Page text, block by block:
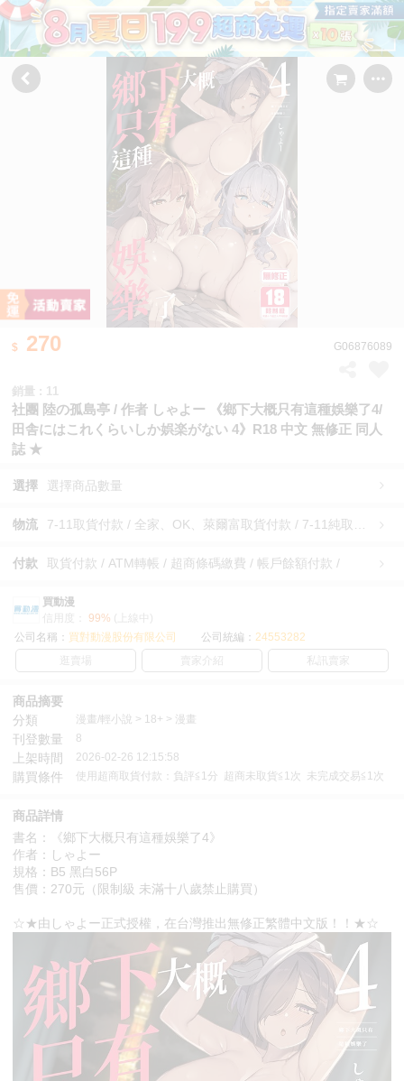
270 G06876089
銷量 : 11
社團 陸の孤島亭 / 作者 しゃよー 《鄉下大概只有這種娛樂了4/
田舎にはこれくらいしか娯楽がない 4》R18 中文 無修正 同人
誌 ★
選擇 選擇商品數量
物流
付款 取貨付款 / ATM轉帳 / 超商條碼繳費 / 帳戶餘額付款 /
買動漫
信用度：
99% (上線中)
公司名稱： 買對動漫股份有限公司 公司統編： 24553282
逛賣場
賣家介紹 私訊賣家
商品摘要
分類
漫畫/輕小說 > 18+ > 漫畫
刊登數量 8
上架時間 2026-02-26 12:15:58
購買條件 使用超商取貨付款：負評≦1分 超商未取貨≦1次 未完成交易≦1次
商品詳情
書名：《鄉下大概只有這種娛樂了4》
作者：しゃよー
規格：B5 黑白56P
售價：270元（限制級 未滿十八歲禁止購買）
☆★由しゃよー正式授權，在台灣推出無修正繁體中文版！！★☆